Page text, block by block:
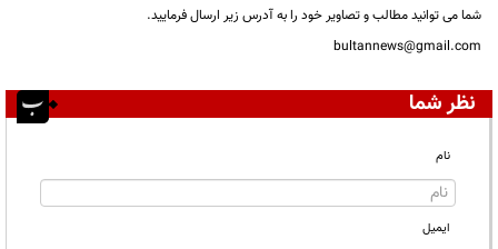
شما می توانید مطالب و تصاویر خود را به آدرس زیر ارسال فرمایید.
bultannews@gmail.com
نظر شما
نام
ایمیل